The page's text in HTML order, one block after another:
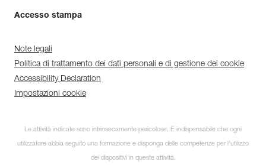
Accesso stampa
Note legali
Politica di trattamento dei dati personali e di gestione dei cookie
Accessibility Declaration
Impostazioni cookie
Le attività indicate sono intrinsecamente pericolose. È indispensabile che ogni
utilizzatore abbia seguito una formazione e disponga delle competenze per l’utilizzo
dei dispositivi in queste attività.